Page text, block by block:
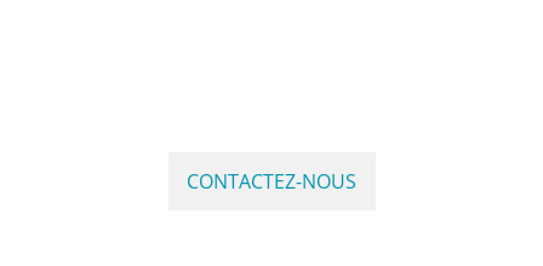
CONTACTEZ-NOUS